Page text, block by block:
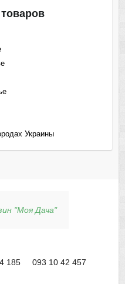
Украины
"Моя Дача"
185 093 10 42 457